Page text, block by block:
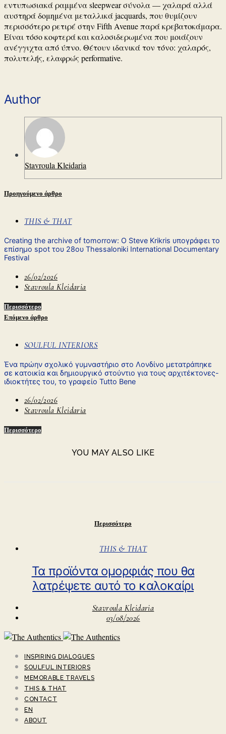
εντυπωσιακά ραμμένα sleepwear σύνολα — χαλαρά αλλά
αυστηρά δομημένα μεταλλικά jacquards, που θυμίζουν
περισσότερο ρετιρέ στην Fifth Avenue παρά κρεβατοκάμαρα.
Είναι τόσο κοφτερά και καλοσιδερωμένα που μοιάζουν
ανέγγιχτα από ύπνο. Θέτουν ιδανικά τον τόνο: χαλαρός,
πολυτελής, ελαφρώς performative.
Author
Stavroula Kleidaria
Προηγούμενο άρθρο
THIS & THAT
Creating the archive of tomorrow: O Steve Krikris υπογράφει το
επίσημο spot του 28oυ Thessaloniki International Documentary
Festival
26/02/2026
Stavroula Kleidaria
Περισσότερο
Επόμενο άρθρο
SOULFUL INTERIORS
Ένα πρώην σχολικό γυμναστήριο στο Λονδίνο μετατράπηκε
σε κατοικία και δημιουργικό στούντιο για τους αρχιτέκτονες-
ιδιοκτήτες του, το γραφείο Tutto Bene
26/02/2026
Stavroula Kleidaria
Περισσότερο
YOU MAY ALSO LIKE
Περισσότερο
THIS & THAT
Τα προϊόντα ομορφιάς που θα
λατρέψετε αυτό το καλοκαίρι
Stavroula Kleidaria
03/08/2026
INSPIRING DIALOGUES
SOULFUL INTERIORS
MEMORABLE TRAVELS
THIS & THAT
CONTACT
EN
ABOUT